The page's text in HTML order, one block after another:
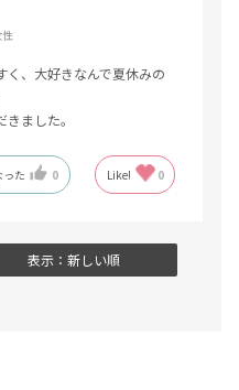
性
、大好きなんで夏休みの
ました。
った 0 Like! 0
表示：新しい順